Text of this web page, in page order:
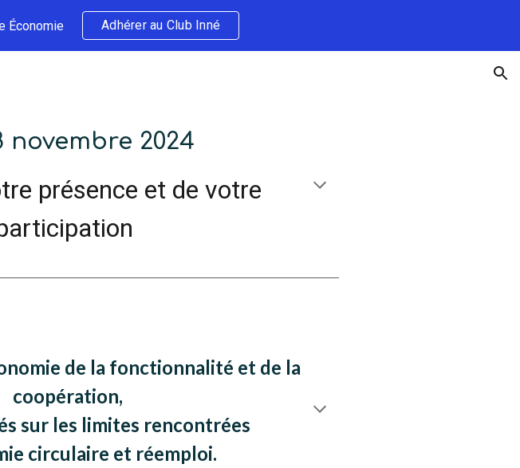
Skip to navigation
Économie Adhérer au Club Inné
novembre 2024
présence et de votre
de la fonctionnalité et de la
coopération,
sur les limites rencontrées
circulaire et réemploi.